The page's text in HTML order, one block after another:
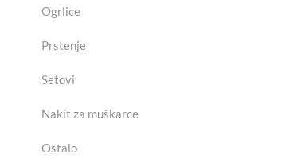
Ogrlice
Prstenje
Setovi
Nakit za muškarce
Ostalo